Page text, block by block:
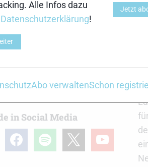
für den “Sommerschlaf” haben
facebook Seite stellen – wir
in Social Media
facebookspotify youtube
Alle Infos dazu
Datenschutzerklärung!
Jetzt
Abo verwaltenSchon